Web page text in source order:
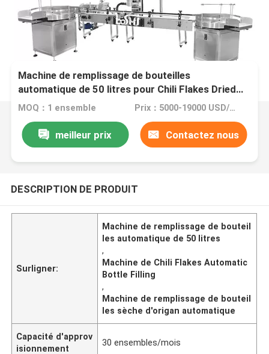
Machine de remplissage de bouteilles
automatique de 50 litres pour Chili Flakes Dried
Oregano Powder
MOQ：1 ensemble Prix：5000-19000 USD/SET
meilleur prix Contactez nous
DESCRIPTION DE PRODUIT
Surligner:
Machine de remplissage de bouteil
les automatique de 50 litres
,
Machine de Chili Flakes Automatic
Bottle Filling
,
Machine de remplissage de bouteil
les sèche d'origan automatique
Capacité d'approv
isionnement
30 ensembles/mois